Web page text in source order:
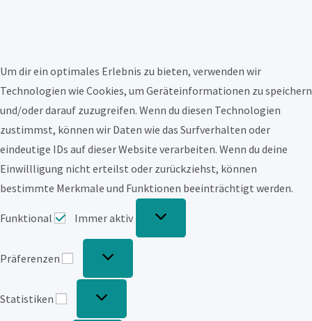
Um dir ein optimales Erlebnis zu bieten, verwenden wir
Technologien wie Cookies, um Geräteinformationen zu speichern
und/oder darauf zuzugreifen. Wenn du diesen Technologien
zustimmst, können wir Daten wie das Surfverhalten oder
eindeutige IDs auf dieser Website verarbeiten. Wenn du deine
Einwillligung nicht erteilst oder zurückziehst, können
bestimmte Merkmale und Funktionen beeinträchtigt werden.
Funktional Immer aktiv
Präferenzen
Statistiken